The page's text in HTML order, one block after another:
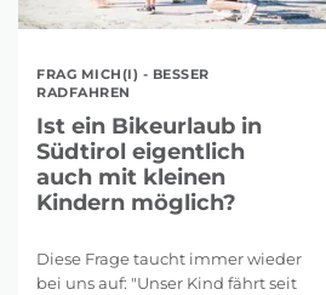
FRAG MICH(I) - BESSER
RADFAHREN
Ist ein Bikeurlaub in
Südtirol eigentlich
auch mit kleinen
Kindern möglich?
Diese Frage taucht immer wieder
bei uns auf: "Unser Kind fährt seit